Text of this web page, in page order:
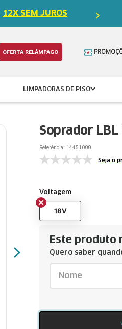
12X SEM JUROS
OFERTA RELÂMPAGO
LIMPADORAS DE PISO
Soprador
Referência:: 14451000
Seja o
Voltagem
18V
Este produto
Quero saber